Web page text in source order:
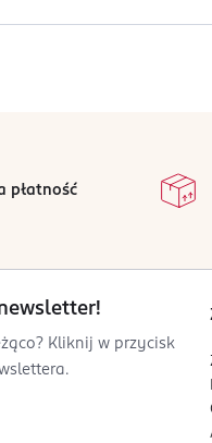
jaśminu i tuberozy
płatność
Kliknij w przycisk